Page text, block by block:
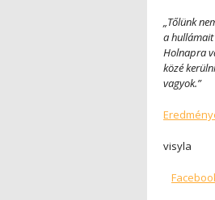
„Tőlünk
a hullámait
Holnapra
közé
vagyok.”
visyla